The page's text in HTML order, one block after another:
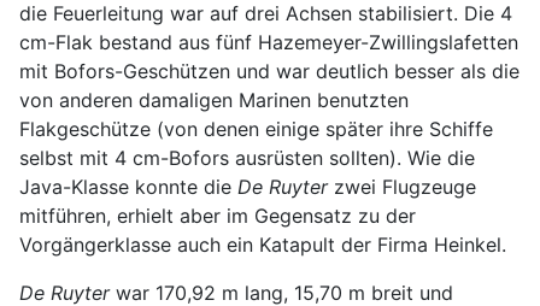
die Feuerleitung war auf drei Achsen stabilisiert. Die 4
cm-Flak bestand aus fünf Hazemeyer-Zwillingslafetten
mit Bofors-Geschützen und war deutlich besser als die
von anderen damaligen Marinen benutzten
Flakgeschütze (von denen einige später ihre Schiffe
selbst mit 4 cm-Bofors ausrüsten sollten). Wie die
Java-Klasse konnte die De Ruyterzwei Flugzeuge
mitführen, erhielt aber im Gegensatz zu der
Vorgängerklasse auch ein Katapult der Firma Heinkel.
De Ruyter war 170,92 m lang, 15,70 m breit und